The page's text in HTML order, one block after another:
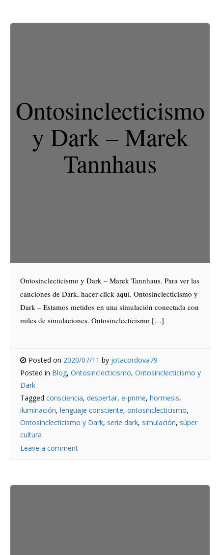
Ontosinclecticismo
y Dark – Marek
Tannhaus
Ontosinclecticismo y Dark – Marek Tannhaus. Para ver las
canciones de Dark, hacer click aquí. Ontosinclecticismo y
Dark – Estamos metidos en una simulación conectada con
miles de simulaciones. Ontosinclecticismo […]
Posted on 2020/07/11 by jotacordova79
Posted in Blog, Ontosinclecticismo, Ontosinclecticismo y
Dark
Tagged consciencia, despertar, e-prime, hormesis,
iluminación, lenguaje consciente, ontosinclecticismo,
Ontosinclecticismo y Dark, serie dark, simulación, súper
cultura
Leave a comment